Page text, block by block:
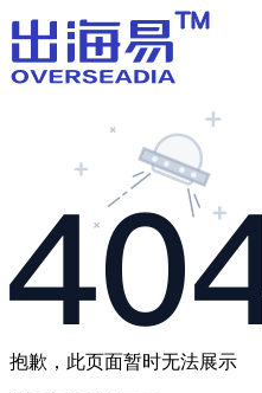
抱歉，此页面暂时无法展示